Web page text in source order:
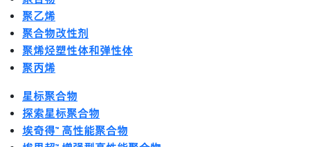
聚乙烯
聚合物改性剂
聚烯烃塑性体和弹性体
聚丙烯
星标聚合物
探索星标聚合物
埃奇得™ 高性能聚合物